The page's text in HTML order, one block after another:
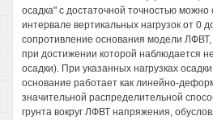
осадка" с достаточной точностью
интервале вертикальных нагрузок от 0
сопротивление основания модели ЛФВТ,
при достижении которой наблюдается
осадки). При указанных нагрузках
основание работает как линейно-
значительной распределительной
грунта вокруг ЛФВТ напряжения,